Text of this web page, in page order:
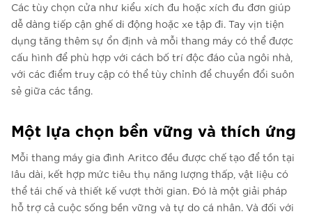
Các tùy chọn cửa như kiểu xích đu hoặc xích đu đơn giúp
dễ dàng tiếp cận ghế di động hoặc xe tập đi. Tay vịn tiện
dụng tăng thêm sự ổn định và mỗi thang máy có thể được
cấu hình để phù hợp với cách bố trí độc đáo của ngôi nhà,
với các điểm truy cập có thể tùy chỉnh để chuyển đổi suôn
sẻ giữa các tầng.
Một lựa chọn bền vững và thích ứng
Mỗi thang máy gia đình Aritco đều được chế tạo để tồn tại
lâu dài, kết hợp mức tiêu thụ năng lượng thấp, vật liệu có
thể tái chế và thiết kế vượt thời gian. Đó là một giải pháp
hỗ trợ cả cuộc sống bền vững và tự do cá nhân. Và đối với